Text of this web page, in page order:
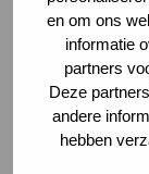
en om ons
informatie
partners
Deze
andere
hebben
de toediening